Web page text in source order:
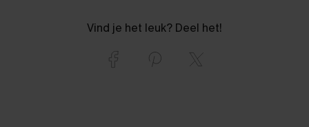
Vind je het leuk? Deel het!